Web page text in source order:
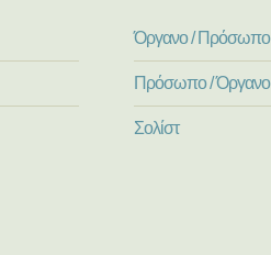
Όργανο / Πρόσωπο
Πρόσωπο / Όργανο
Σολίστ